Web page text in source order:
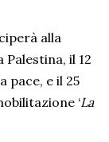
alla
il 12
pace, e il 25
‘La